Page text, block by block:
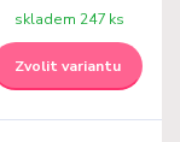
skladem 247 ks
Zvolit variantu